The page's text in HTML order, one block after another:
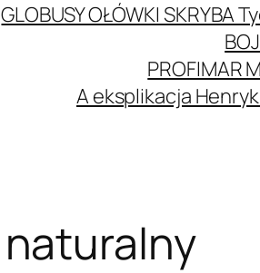
GLOBUSY OŁÓWKI SKRYBA
PROFIMAR
A eksplikacja
naturalny